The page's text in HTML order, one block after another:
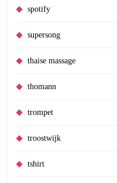
spotify
supersong
thaise massage
thomann
trompet
troostwijk
tshirt